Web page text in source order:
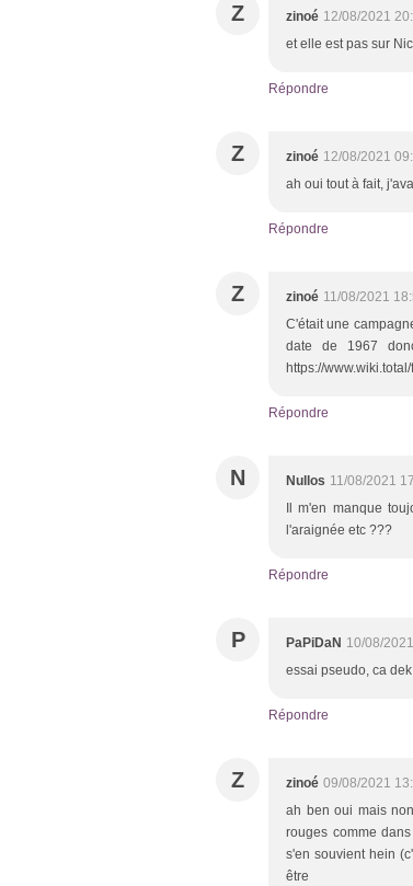
Z zinoé 12/08/2021
et elle est pas sur
Répondre
Z zinoé 12/08/2021
ah oui tout à fait,
Répondre
Z zinoé 11/08/2021
C'était une
date de 1967
https://
Répondre
N Nullos 11/08/2021
Il m'en manque
l'araignée etc ???
Répondre
P PaPiDaN 10/08/
essai pseudo, ca dek
Répondre
Z zinoé 09/08/2021
ah ben oui mais
rouges comme
s'en souvient hein
être